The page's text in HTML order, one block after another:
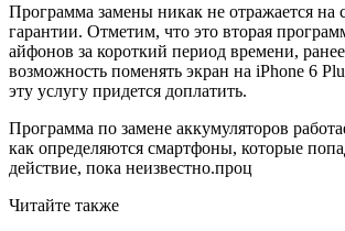
Программа замены никак не отражается на
гарантии. Отметим, что это вторая
айфонов за короткий период времени,
возможность поменять экран на iPhone 6
эту услугу придется доплатить.
Программа по замене аккумуляторов
как определяются смартфоны, которые
действие, пока неизвестно.проц
Читайте также